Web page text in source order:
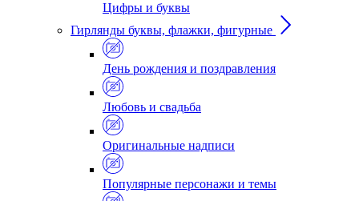
Цифры и буквы
Гирлянды буквы, флажки, фигурные
День рождения и поздравления
Любовь и свадьба
Оригинальные надписи
Популярные персонажи и темы